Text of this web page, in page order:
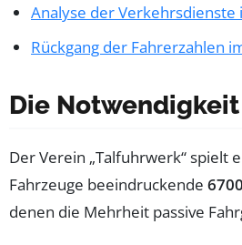
Analyse der Verkehrsdienste
Rückgang der Fahrerzahlen
Die
Der Verein „Talfuhrwerk“ spielt
Fahrzeuge beeindruckende
denen die Mehrheit passive